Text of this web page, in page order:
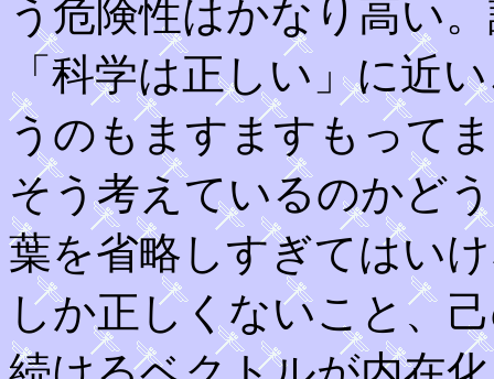
う危険性はかなり高い
「科学は正しい」に近
うのもますますもって
そう考えているのかど
葉を省略しすぎてはい
しか正しくないこと、